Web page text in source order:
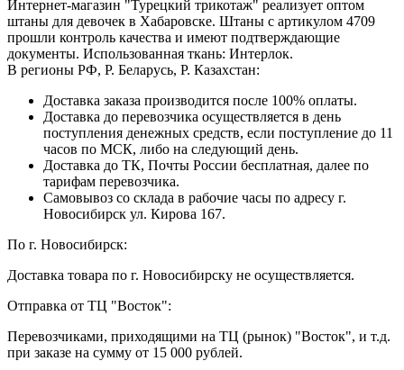
Интернет-магазин "Турецкий трикотаж" реализует оптом
штаны для девочек в Хабаровске. Штаны с артикулом 4709
прошли контроль качества и имеют подтверждающие
документы. Использованная ткань: Интерлок.
В регионы РФ, Р. Беларусь, Р. Казахстан:
Доставка заказа производится после 100% оплаты.
Доставка до перевозчика осуществляется в день
поступления денежных средств, если поступление до 11
часов по МСК, либо на следующий день.
Доставка до ТК, Почты России бесплатная, далее по
тарифам перевозчика.
Самовывоз со склада в рабочие часы по адресу г.
Новосибирск ул. Кирова 167.
По г. Новосибирск:
Доставка товара по г. Новосибирску не осуществляется.
Отправка от ТЦ "Восток":
Перевозчиками, приходящими на ТЦ (рынок) "Восток", и т.д.
при заказе на сумму от 15 000 рублей.